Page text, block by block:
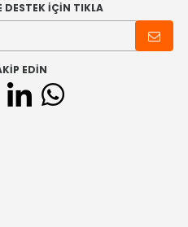
DESTEK İÇİN TIKLA
EDIN